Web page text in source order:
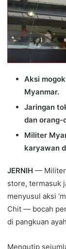
Aksi
Myanmar.
Jaringan
dan orang-
Militer
karyawan
JERNIH — Militer
store, termasuk
menyusul aksi
Chit — bocah
di pangkuan
Mengutip